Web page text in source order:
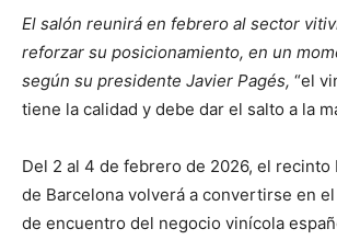
El salón reunirá en febrero al sector
reforzar su posicionamiento, en un
según su presidente Javier Pagés, “el
tiene la calidad y debe dar el salto a la
Del 2 al 4 de febrero de 2026, el recinto
de Barcelona volverá a convertirse en
de encuentro del negocio vinícola